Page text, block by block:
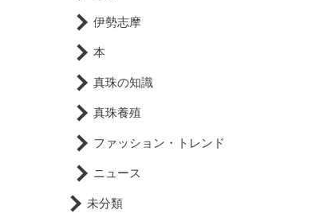
伊勢志摩
本
真珠の知識
真珠養殖
ファッション・トレンド
ニュース
未分類